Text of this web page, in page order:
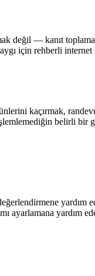
değil — kanıt
için rehberli
kaçırmak,
belirli bir
ayarlamana yardım